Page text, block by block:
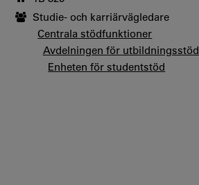
Studie- och karriärvägledare
Centrala stödfunktioner
Avdelningen för utbildningsstöd
Enheten för studentstöd